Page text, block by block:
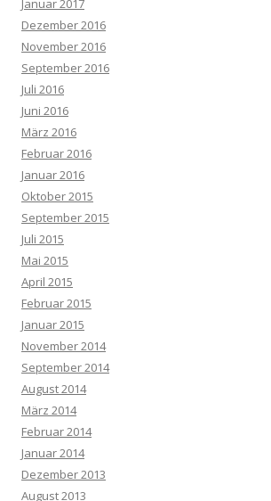
Januar 2017
Dezember 2016
November 2016
September 2016
Juli 2016
Juni 2016
März 2016
Februar 2016
Januar 2016
Oktober 2015
September 2015
Juli 2015
Mai 2015
April 2015
Februar 2015
Januar 2015
November 2014
September 2014
August 2014
März 2014
Februar 2014
Januar 2014
Dezember 2013
August 2013